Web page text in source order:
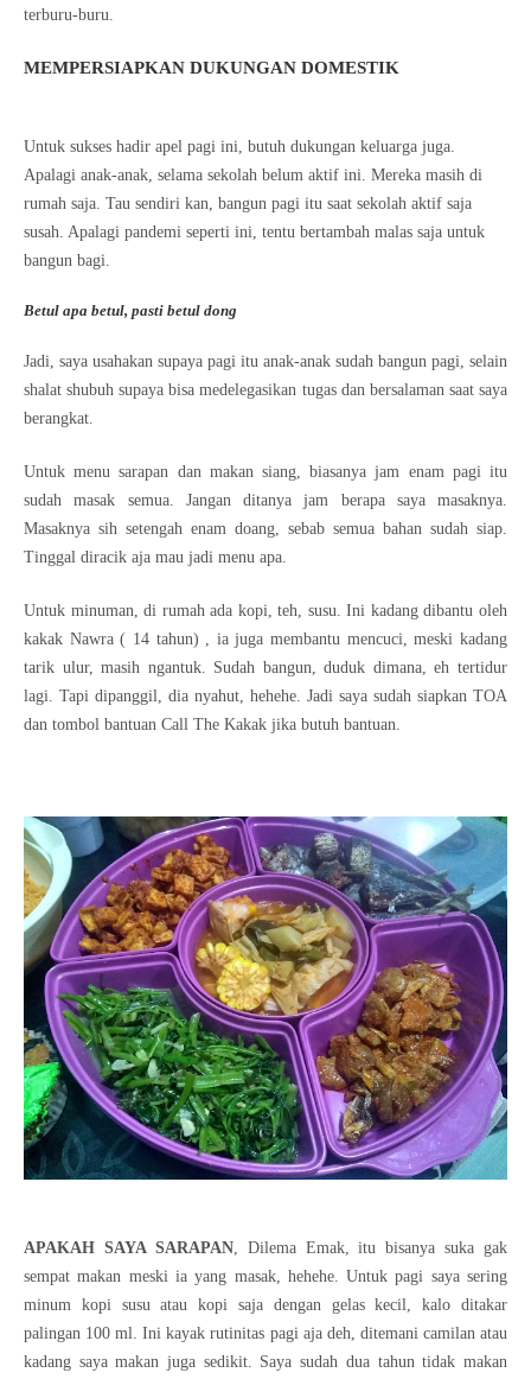
terburu-buru.
MEMPERSIAPKAN DUKUNGAN DOMESTIK
Untuk sukses hadir apel pagi ini, butuh dukungan keluarga juga.
Apalagi anak-anak, selama sekolah belum aktif ini. Mereka masih di
rumah saja. Tau sendiri kan, bangun pagi itu saat sekolah aktif saja
susah. Apalagi pandemi seperti ini, tentu bertambah malas saja untuk
bangun bagi.
Betul apa betul, pasti betul dong
Jadi, saya usahakan supaya pagi itu anak-anak sudah bangun pagi, selain
shalat shubuh supaya bisa medelegasikan tugas dan bersalaman saat saya
berangkat.
Untuk menu sarapan dan makan siang, biasanya jam enam pagi itu
sudah masak semua. Jangan ditanya jam berapa saya masaknya.
Masaknya sih setengah enam doang, sebab semua bahan sudah siap.
Tinggal diracik aja mau jadi menu apa.
Untuk minuman, di rumah ada kopi, teh, susu. Ini kadang dibantu oleh
kakak Nawra ( 14 tahun) , ia juga membantu mencuci, meski kadang
tarik ulur, masih ngantuk. Sudah bangun, duduk dimana, eh tertidur
lagi. Tapi dipanggil, dia nyahut, hehehe. Jadi saya sudah siapkan TOA
dan tombol bantuan Call The Kakak jika butuh bantuan.
APAKAH SAYA SARAPAN, Dilema Emak, itu bisanya suka gak
sempat makan meski ia yang masak, hehehe. Untuk pagi saya sering
minum kopi susu atau kopi saja dengan gelas kecil, kalo ditakar
palingan 100 ml. Ini kayak rutinitas pagi aja deh, ditemani camilan atau
kadang saya makan juga sedikit. Saya sudah dua tahun tidak makan